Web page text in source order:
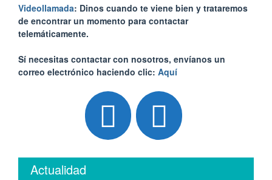
Videollamada: Dinos cuando te viene bien y trataremos
de encontrar un momento para contactar
telemáticamente.
Sí necesitas contactar con nosotros, envíanos un
correo electrónico haciendo clic: Aquí
Actualidad